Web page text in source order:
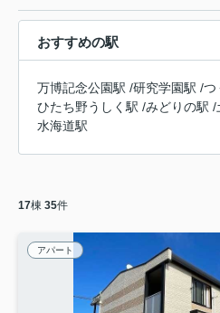
おすすめの駅
万博記念公園駅 /研究学園駅 /つ
ひたち野うしく駅 /みどりの駅 /
水海道駅
17棟 35件
アパート